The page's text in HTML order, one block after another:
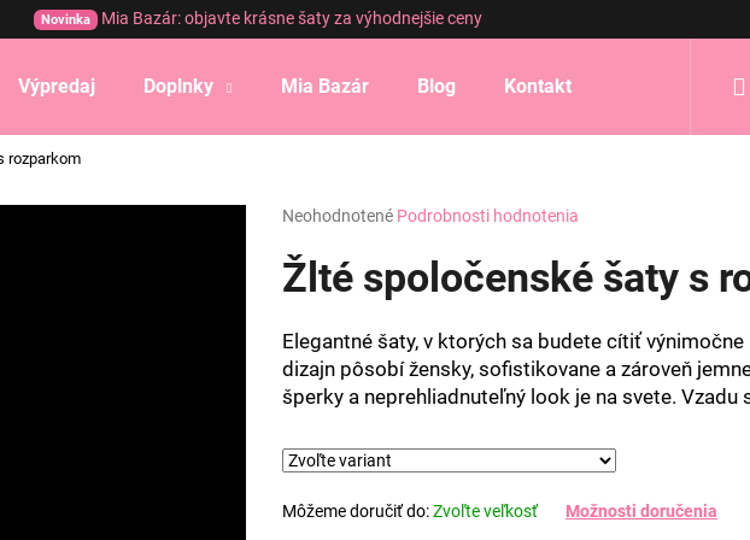
Novinka Mia Bazár: objavte krásne šaty za výhodnejšie ceny
Výpredaj Doplnky Mia Bazár Blog Kontakt
rozparkom
Priemerné
produktu
je
5
hviezdičiek.
Neohodnotené Podrobnosti hodnotenia
Žlté spoločenské šaty s
Elegantné šaty, v ktorých sa budete cítiť
dizajn pôsobí žensky, sofistikovane a zároveň
šperky a neprehliadnuteľný look je na svete. Vzadu
Môžeme doručiť do:Zvoľte veľkosť Možnosti doručenia
Čo potrebujete nájsť?
HĽADAŤ